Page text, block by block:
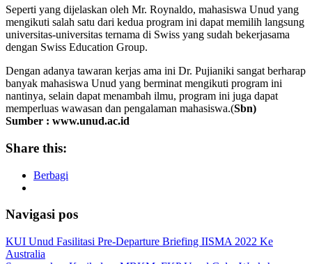
Seperti yang dijelaskan oleh Mr. Roynaldo, mahasiswa Unud yang
mengikuti salah satu dari kedua program ini dapat memilih langsung
universitas-universitas ternama di Swiss yang sudah bekerjasama
dengan Swiss Education Group.
Dengan adanya tawaran kerjas ama ini Dr. Pujianiki sangat berharap
banyak mahasiswa Unud yang berminat mengikuti program ini
nantinya, selain dapat menambah ilmu, program ini juga dapat
memperluas wawasan dan pengalaman mahasiswa.(Sbn)
Sumber : www.unud.ac.id
Share this:
Berbagi
Navigasi pos
KUI Unud Fasilitasi Pre-Departure Briefing IISMA 2022 Ke
Australia